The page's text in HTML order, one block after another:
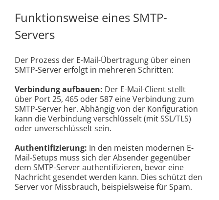
Funktionsweise eines SMTP-
Servers
Der Prozess der E-Mail-Übertragung über einen
SMTP-Server erfolgt in mehreren Schritten:
Verbindung aufbauen: Der E-Mail-Client stellt
über Port 25, 465 oder 587 eine Verbindung zum
SMTP-Server her. Abhängig von der Konfiguration
kann die Verbindung verschlüsselt (mit SSL/TLS)
oder unverschlüsselt sein.
Authentifizierung: In den meisten modernen E-
Mail-Setups muss sich der Absender gegenüber
dem SMTP-Server authentifizieren, bevor eine
Nachricht gesendet werden kann. Dies schützt den
Server vor Missbrauch, beispielsweise für Spam.